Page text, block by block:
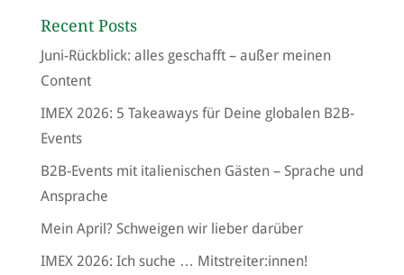
Recent Posts
Juni-Rückblick: alles geschafft – außer meinen
Content
IMEX 2026: 5 Takeaways für Deine globalen B2B-
Events
B2B-Events mit italienischen Gästen – Sprache und
Ansprache
Mein April? Schweigen wir lieber darüber
IMEX 2026: Ich suche … Mitstreiter:innen!